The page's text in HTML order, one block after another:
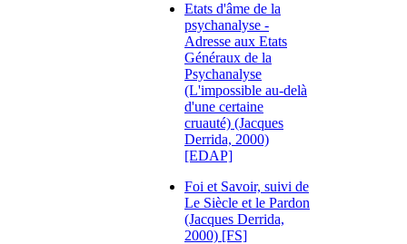
Etats d'âme de la
psychanalyse -
Adresse aux Etats
Généraux de la
Psychanalyse
(L'impossible au-delà
d'une certaine
cruauté) (Jacques
Derrida, 2000)
[EDAP]
Foi et Savoir, suivi de
Le Siècle et le Pardon
(Jacques Derrida,
2000) [FS]